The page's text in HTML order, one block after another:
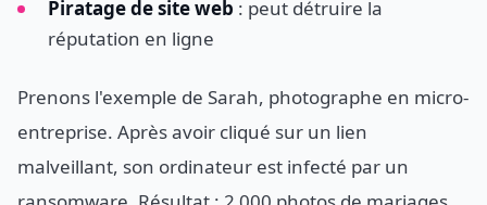
Piratage de site web : peut détruire la
réputation en ligne
Prenons l'exemple de Sarah, photographe en micro-
entreprise. Après avoir cliqué sur un lien
malveillant, son ordinateur est infecté par un